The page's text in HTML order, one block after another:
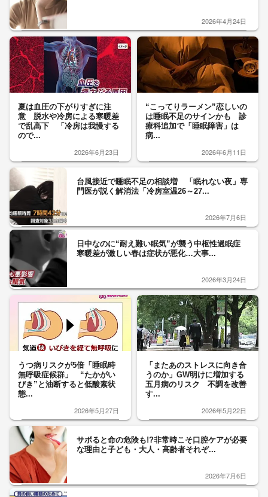
2026年4月24日
夏は血圧の下がりすぎに注
意 脱水や冷房による寒暖差
で乱高下 「冷房は我慢する
ので...
2026年6月23日
“こってりラーメン”恋しいの
は睡眠不足のサインかも 診
療科追加で「睡眠障害」は
病...
2026年6月11日
台風接近で睡眠不足の相談増 「眠れない夜」専
門医が説く解消法「冷房室温26～27...
2026年7月6日
日中なのに“耐え難い眠気”が襲う中枢性過眠症
寒暖差が激しい春は症状が悪化…大事...
2026年3月24日
うつ病リスクが5倍「睡眠時
無呼吸症候群」 “たかがい
びき”と油断すると低酸素状
態...
2026年5月27日
「またあのストレスに向き合
うのか」GW明けに増加する
五月病のリスク 不調を改善
す...
2026年5月22日
サボると命の危険も!?非常時こそ口腔ケアが必要
な理由と子ども・大人・高齢者それぞ...
2026年7月6日